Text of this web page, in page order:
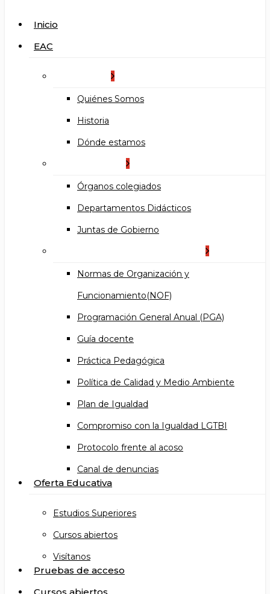
search
Menu
Inicio
EAC
Quiénes Somos
Historia
Dónde estamos
Órganos colegiados
Departamentos Didácticos
Juntas de Gobierno
Normas de Organización y
Funcionamiento(NOF)
Programación General Anual (PGA)
Guía docente
Práctica Pedagógica
Política de Calidad y Medio Ambiente
Plan de Igualdad
Compromiso con la Igualdad LGTBI
Protocolo frente al acoso
Canal de denuncias
Oferta Educativa
Estudios Superiores
Cursos abiertos
Visítanos
Pruebas de acceso